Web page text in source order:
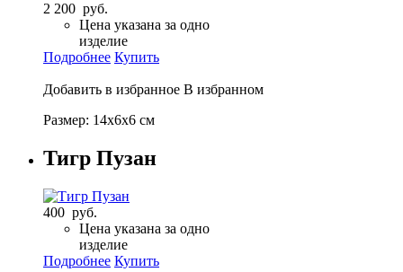
2 200 руб.
Цена указана за одно
изделие
Подробнее Купить
Добавить в избранное В избранном
Размер: 14х6х6 см
Тигр Пузан
400 руб.
Цена указана за одно
изделие
Подробнее Купить